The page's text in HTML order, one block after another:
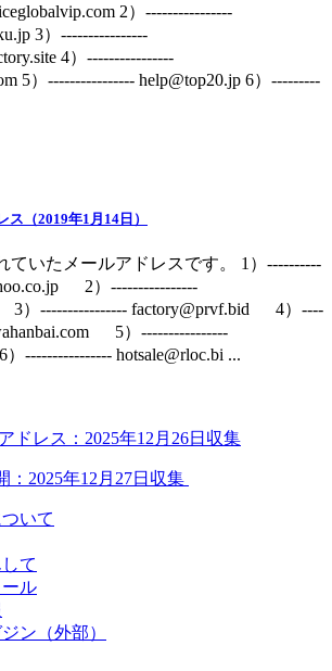
2）----------------
3）----------------
4）----------------
5）---------------- help@top20.jp 6）---------
（2019年1月14日）
ていたメールアドレスです。 1）----------
2）----------------
3）---------------- factory@prvf.bid 4）----
5）----------------
---------------- hotsale@rloc.bi ...
ドレス：2025年12月26日収集
：2025年12月27日収集
いて
て
ル
ン（外部）